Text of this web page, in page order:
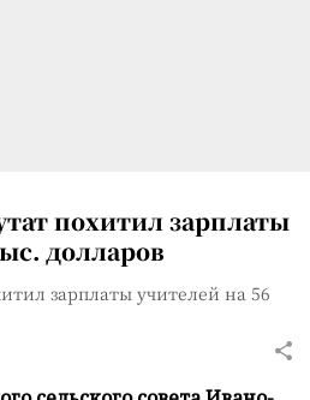
похитил зарплаты
долларов
зарплаты учителей на 56